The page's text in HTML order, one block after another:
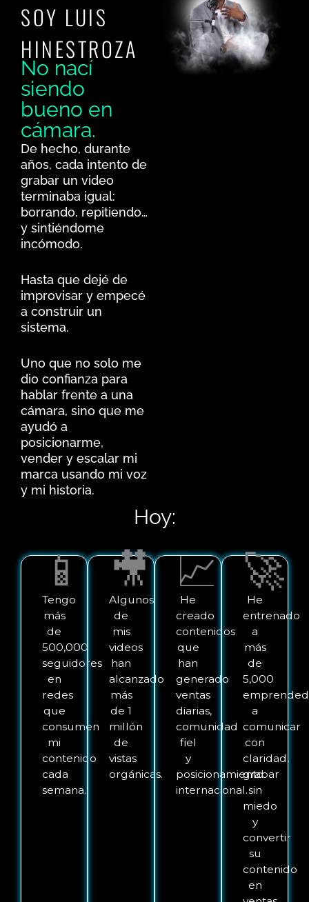
SOY LUIS
HINESTROZA
No nací
siendo
bueno en
cámara.
De hecho, durante
años, cada intento de
grabar un video
terminaba igual:
borrando, repitiendo…
y sintiéndome
incómodo.
Hasta que dejé de
improvisar y empecé
a construir un
sistema.
Uno que no solo me
dio confianza para
hablar frente a una
cámara, sino que me
ayudó a
posicionarme,
vender y escalar mi
marca usando mi voz
y mi historia.
Hoy:
📱
Tengo
más
de
500,000
seguidores
en
redes
que
consumen
mi
contenido
cada
semana.
🎥
Algunos
de
mis
videos
han
alcanzado
más
de 1
millón
de
vistas
orgánicas.
📈
He
creado
contenidos
que
han
generado
ventas
diarias,
comunidad
fiel
y
posicionamiento
internacional.
🚀
He
entrenado
a
más
de
5,000
a
comunicar
con
claridad,
grabar
sin
miedo
y
convertir
su
contenido
en